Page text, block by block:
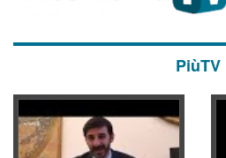
PiùTV